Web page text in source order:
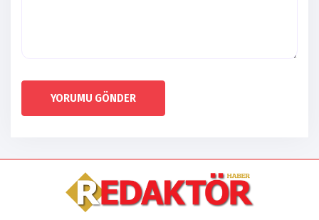
YORUMU GÖNDER